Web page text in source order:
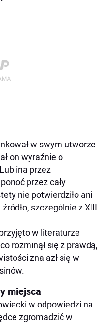
w swym utworze
on wyraźnie o
przez
przez cały
nie potwierdziło ani
szczególnie z XIII
w literaturze
rozminął się z prawdą,
znalazł się w
miejsca
w odpowiedzi na
zgromadzić w